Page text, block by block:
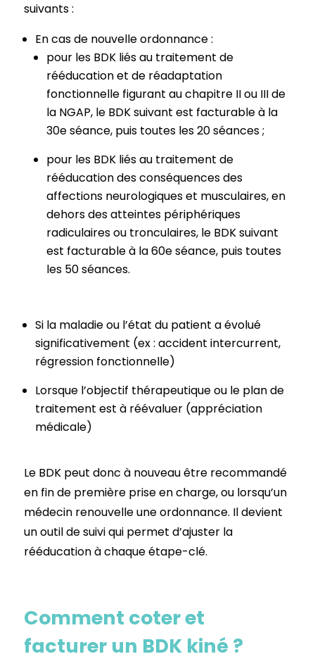
suivants :
En cas de nouvelle ordonnance :
pour les BDK liés au traitement de
rééducation et de réadaptation
fonctionnelle figurant au chapitre II ou III de
la NGAP, le BDK suivant est facturable à la
30e séance, puis toutes les 20 séances ;
pour les BDK liés au traitement de
rééducation des conséquences des
affections neurologiques et musculaires, en
dehors des atteintes périphériques
radiculaires ou tronculaires, le BDK suivant
est facturable à la 60e séance, puis toutes
les 50 séances.
Si la maladie ou l’état du patient a évolué
significativement (ex : accident intercurrent,
régression fonctionnelle)
Lorsque l’objectif thérapeutique ou le plan de
traitement est à réévaluer (appréciation
médicale)
Le BDK peut donc à nouveau être recommandé
en fin de première prise en charge, ou lorsqu’un
médecin renouvelle une ordonnance. Il devient
un outil de suivi qui permet d’ajuster la
rééducation à chaque étape-clé.
Comment coter et
facturer un BDK kiné ?